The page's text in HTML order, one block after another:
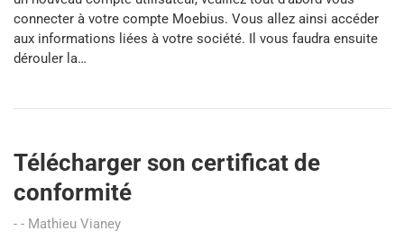
connecter à votre compte Moebius. Vous allez ainsi accéder
aux informations liées à votre société. Il vous faudra ensuite
dérouler la…
Télécharger son certificat de
conformité
Mathieu Vianey